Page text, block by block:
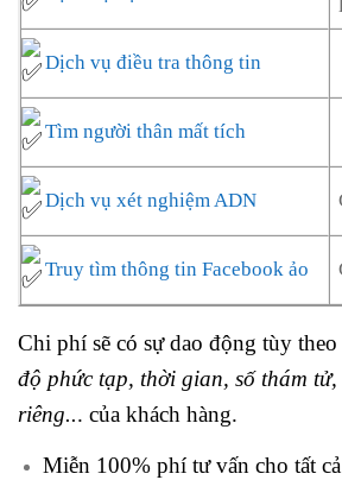
Dịch vụ điều tra thông tin
Tìm người thân mất tích
Dịch vụ xét nghiệm ADN
Truy tìm thông tin Facebook ảo
Chi phí sẽ có sự dao động tùy
độ phức tạp, thời gian, số thám tử,
riêng... của khách hàng.
Miễn 100% phí tư vấn cho tất